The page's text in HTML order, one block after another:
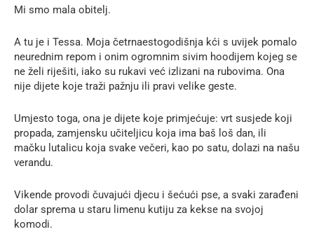
Mi smo mala obitelj.
A tu je i Tessa. Moja četrnaestogodišnja kći s uvijek pomalo
neurednim repom i onim ogromnim sivim hoodijem kojeg se
ne želi riješiti, iako su rukavi već izlizani na rubovima. Ona
nije dijete koje traži pažnju ili pravi velike geste.
Umjesto toga, ona je dijete koje primjećuje: vrt susjede koji
propada, zamjensku učiteljicu koja ima baš loš dan, ili
mačku lutalicu koja svake večeri, kao po satu, dolazi na našu
verandu.
Vikende provodi čuvajući djecu i šećući pse, a svaki zarađeni
dolar sprema u staru limenu kutiju za kekse na svojoj
komodi.